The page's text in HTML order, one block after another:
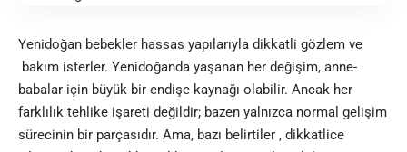
Yenidoğan bebekler hassas yapılarıyla dikkatli gözlem ve
bakım isterler. Yenidoğanda yaşanan her değişim, anne-
babalar için büyük bir endişe kaynağı olabilir. Ancak her
farklılık tehlike işareti değildir; bazen yalnızca normal gelişim
sürecinin bir parçasıdır. Ama, bazı belirtiler , dikkatlice